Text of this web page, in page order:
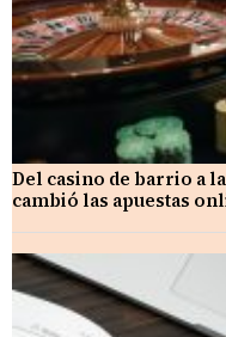
Del casino de barrio a
cambió las apuestas